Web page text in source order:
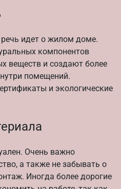
идет о жилом доме.
компонентов
веществ и создают более
помещений.
и экологические
Очень важно
а также не забывать о
Иногда более дорогие